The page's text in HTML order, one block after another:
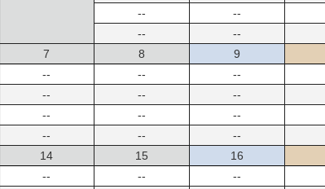
--
--
--
--
7
--
--
--
--
8
--
--
--
--
9
--
--
--
--
14
--
15
--
16
--